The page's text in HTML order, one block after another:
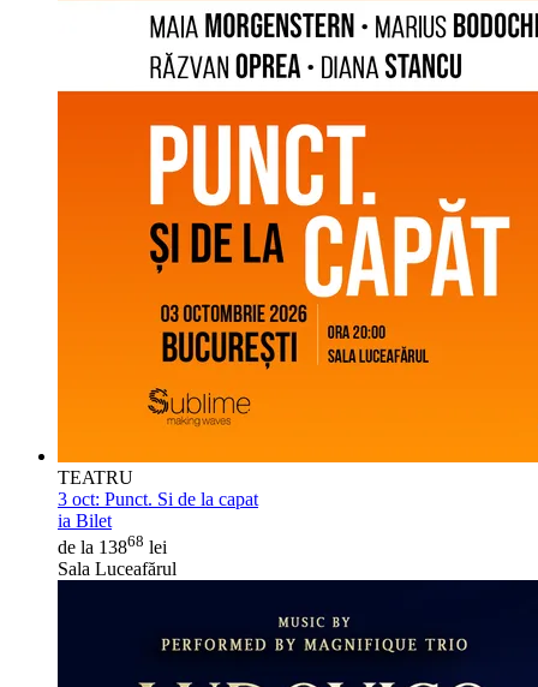
TEATRU
3 oct: Punct. Si de la capat
ia Bilet
de la 13868 lei
Sala Luceafărul